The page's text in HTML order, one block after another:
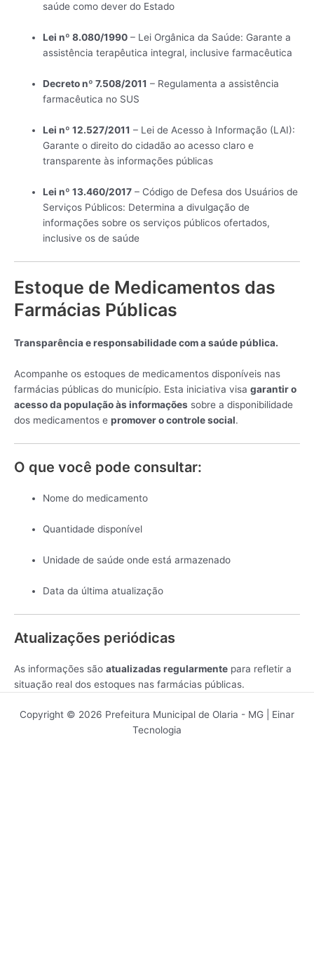
saúde como dever do Estado
Lei nº 8.080/1990 – Lei Orgânica da Saúde: Garante a
assistência terapêutica integral, inclusive farmacêutica
Decreto nº 7.508/2011 – Regulamenta a assistência
farmacêutica no SUS
Lei nº 12.527/2011 – Lei de Acesso à Informação (LAI):
Garante o direito do cidadão ao acesso claro e
transparente às informações públicas
Lei nº 13.460/2017 – Código de Defesa dos Usuários de
Serviços Públicos: Determina a divulgação de
informações sobre os serviços públicos ofertados,
inclusive os de saúde
Estoque de Medicamentos das
Farmácias Públicas
Transparência e responsabilidade com a saúde pública.
Acompanhe os estoques de medicamentos disponíveis nas
farmácias públicas do município. Esta iniciativa visa garantir o
acesso da população às informações sobre a disponibilidade
dos medicamentos e promover o controle social.
O que você pode consultar:
Nome do medicamento
Quantidade disponível
Unidade de saúde onde está armazenado
Data da última atualização
Atualizações periódicas
As informações são atualizadas regularmente para refletir a
situação real dos estoques nas farmácias públicas.
Copyright © 2026 Prefeitura Municipal de Olaria - MG | Einar
Tecnologia